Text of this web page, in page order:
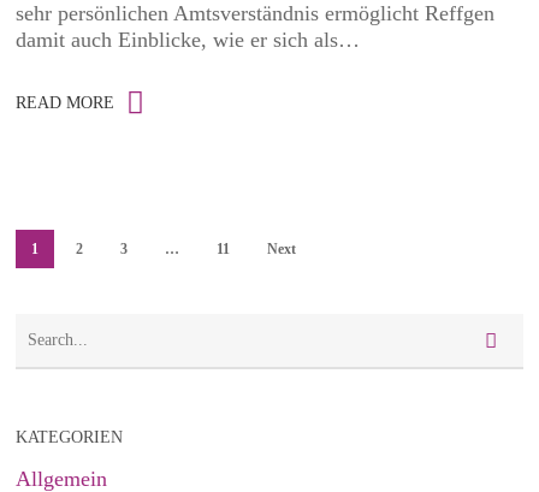
sehr persönlichen Amtsverständnis ermöglicht Reffgen
damit auch Einblicke, wie er sich als…
READ MORE
1 2 3 … 11 Next
KATEGORIEN
Allgemein